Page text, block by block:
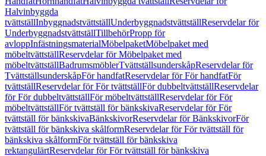
Halvinbyggda
tvättställInbyggnadstvättställUnderbyggnadstvättställReservdelar för
UnderbyggnadstvättställTillbehörPropp för
avloppInfästningsmaterialMöbelpaketMöbelpaket med
möbeltvättställReservdelar för Möbelpaket med
möbeltvättställBadrumsmöblerTvättställsunderskåpReservdelar för
TvättställsunderskåpFör handfatReservdelar för För handfatFör
tvättställReservdelar för För tvättställFör dubbeltvättställReservdelar
för För dubbeltvättställFör möbeltvättställReservdelar för För
möbeltvättställFör tvättställ för bänkskivaReservdelar för För
tvättställ för bänkskivaBänkskivorReservdelar för BänkskivorFör
tvättställ för bänkskiva skålformReservdelar för För tvättställ för
bänkskiva skålformFör tvättställ för bänkskiva
rektangulärtReservdelar för För tvättställ för bänkskiva